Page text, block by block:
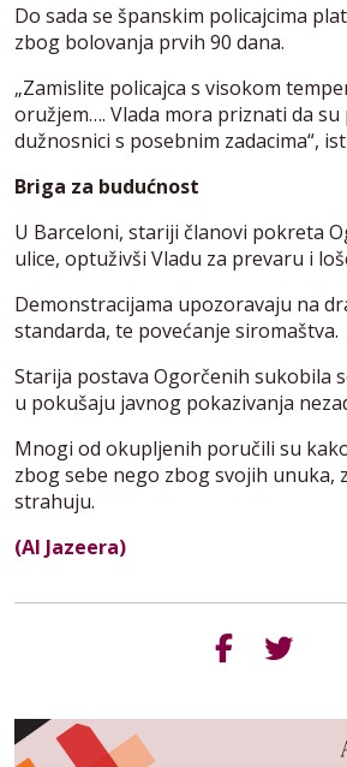
Do sada se španskim policajcima
zbog bolovanja prvih 90 dana.
„Zamislite policajca s visokom
oružjem…. Vlada mora priznati da su
dužnosnici s posebnim zadacima“,
Briga za budućnost
U Barceloni, stariji članovi pokreta
ulice, optuživši Vladu za prevaru i
Demonstracijama upozoravaju na
standarda, te povećanje siromaštva.
Starija postava Ogorčenih sukobila
u pokušaju javnog pokazivanja
Mnogi od okupljenih poručili su
zbog sebe nego zbog svojih unuka,
strahuju.
(Al Jazeera)